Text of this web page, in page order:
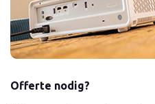
Offerte nodig?